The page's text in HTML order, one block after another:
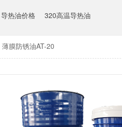
导热油价格 320高温导热油
薄膜防锈油AT-20